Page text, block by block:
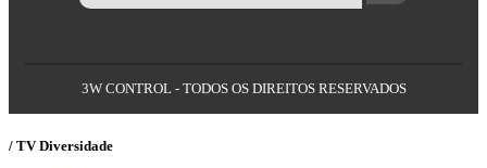
3W CONTROL - TODOS OS DIREITOS RESERVADOS
/ TV Diversidade